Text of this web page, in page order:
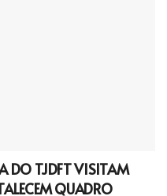
DO TJDFT VISITAM
QUADRO